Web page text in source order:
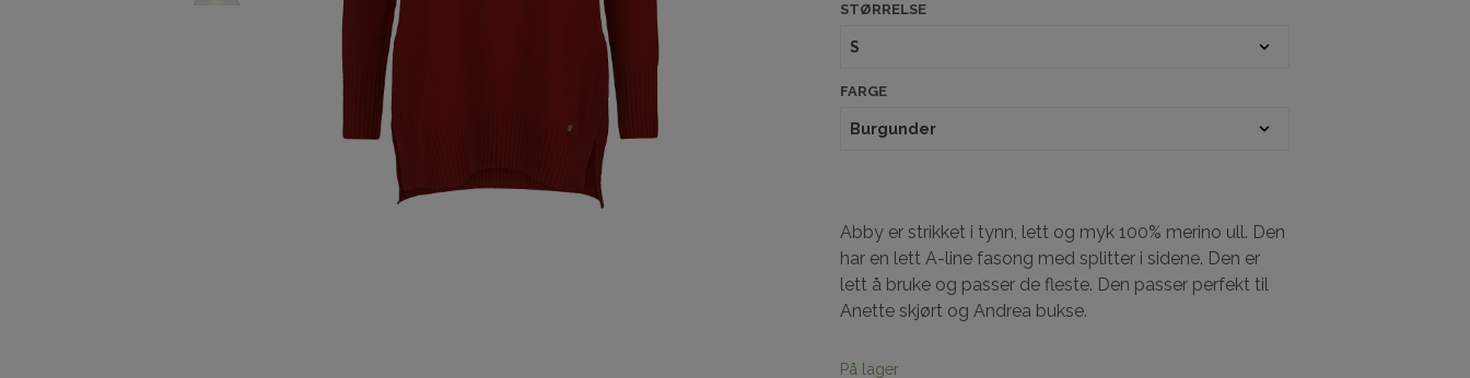
STØRRELSE
FARGE
Abby er strikket i tynn, lett og myk 100% merino ull. Den
har en lett A-line fasong med splitter i sidene. Den er
lett å bruke og passer de fleste. Den passer perfekt til
Anette skjørt og Andrea bukse.
På lager